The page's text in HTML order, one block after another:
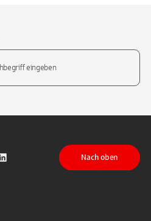
auf TikTok
Sparkasse auf LinkedIn
Nach oben